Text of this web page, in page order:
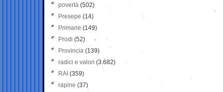
povertà (502)
Presepe (14)
Primarie (149)
Prodi (52)
Provincia (139)
radici e valori (3.682)
RAI (359)
rapine (37)